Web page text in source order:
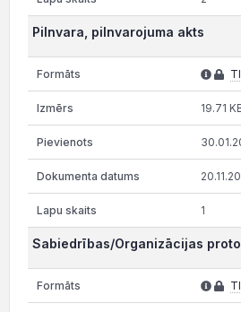
Pilnvara, pilnvarojuma akts
19.71
1
Sabiedrības/Organizācijas